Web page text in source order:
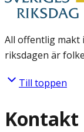
All offentlig makt
riksdagen är
Till toppen
Kontakt